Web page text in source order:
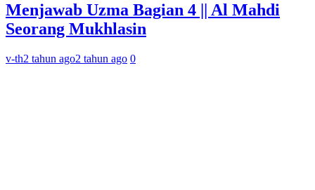
Menjawab Uzma Bagian 4 || Al Mahdi
Seorang Mukhlasin
v-th2 tahun ago2 tahun ago 0